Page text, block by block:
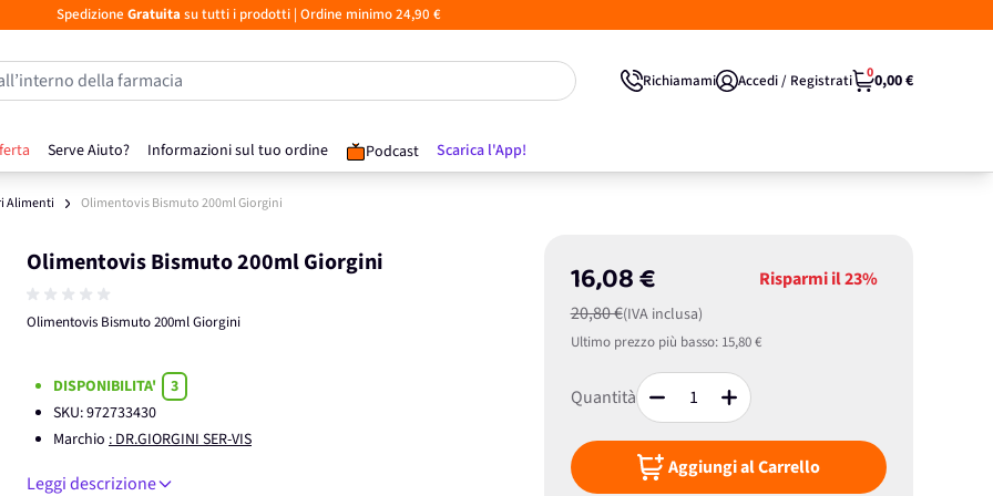
Spedizione Gratuita su tutti i prodotti| Ordine minimo 24,90 €
Serve Aiuto? Informazioni sul tuo ordine Podcast Scarica l'App!
della farmacia Richiamami Accedi / Registrati 00,00 €
Alimenti Olimentovis Bismuto 200ml Giorgini
Olimentovis Bismuto 200ml Giorgini
Olimentovis Bismuto 200ml Giorgini
16,08 €
20,80 €(IVA inclusa)
Risparmi il23%
Ultimo prezzo più basso: 15,80 €
Quantità
Aggiungi al Carrello
DISPONIBILITA'
3
SKU:972733430
Marchio : DR.GIORGINI SER-VIS
Leggi descrizione